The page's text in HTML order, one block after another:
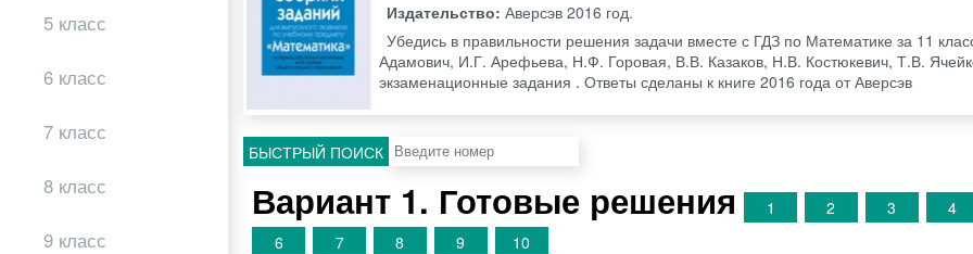
5 класс
6 класс
7 класс
8 класс
9 класс
Издательство:Аверсэв 2016 год.
Убедись в правильности решения задачи вместе с ГДЗ по Математике за 11
Адамович, И.Г. Арефьева, Н.Ф. Горовая, В.В. Казаков, Н.В. Костюкевич, Т.В.
экзаменационные задания . Ответы сделаны к книге 2016 года от Аверсэв
БЫСТРЫЙ ПОИСК
Вариант 1. Готовые решения 1 2 3 4
6
7 8 9 10